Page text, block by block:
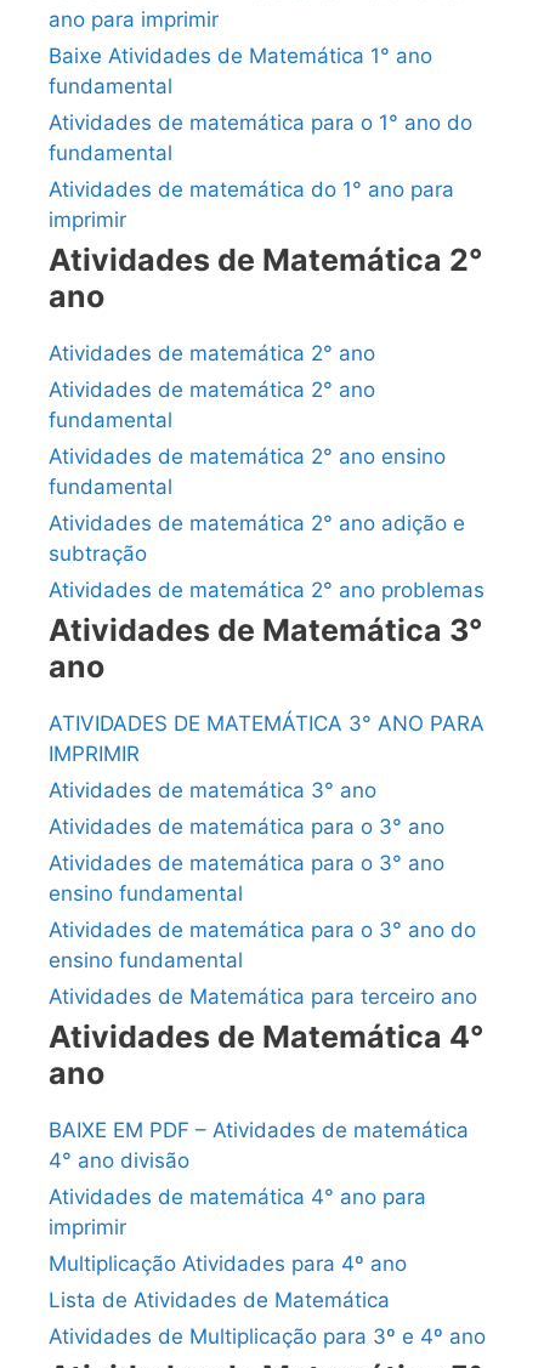
ano para imprimir
Baixe Atividades de Matemática 1° ano
fundamental
Atividades de matemática para o 1° ano do
fundamental
Atividades de matemática do 1° ano para
imprimir
Atividades de Matemática 2°
ano
Atividades de matemática 2° ano
Atividades de matemática 2° ano
fundamental
Atividades de matemática 2° ano ensino
fundamental
Atividades de matemática 2° ano adição e
subtração
Atividades de matemática 2° ano problemas
Atividades de Matemática 3°
ano
ATIVIDADES DE MATEMÁTICA 3° ANO PARA
IMPRIMIR
Atividades de matemática 3° ano
Atividades de matemática para o 3° ano
Atividades de matemática para o 3° ano
ensino fundamental
Atividades de matemática para o 3° ano do
ensino fundamental
Atividades de Matemática para terceiro ano
Atividades de Matemática 4°
ano
BAIXE EM PDF – Atividades de matemática
4° ano divisão
Atividades de matemática 4° ano para
imprimir
Multiplicação Atividades para 4º ano
Lista de Atividades de Matemática
Atividades de Multiplicação para 3º e 4º ano